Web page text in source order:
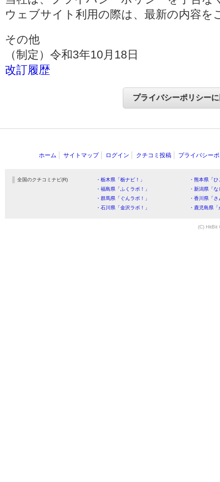
ウェブサイト利用の際は、最新の内容を
その他
（制定）令和3年10月18日
改訂履歴
ホーム サイトマップ ログイン クチコミ投稿 プライバシー
全国のクチコミナビ(R) ・栃木県「栃ナビ！」
・熊本県「
・福島県「ふくラボ！」
・新潟県「
・群馬県「ぐんラボ！」
・香川県「
・石川県「金沢ラボ！」
・鹿児島県
(C) HitBit